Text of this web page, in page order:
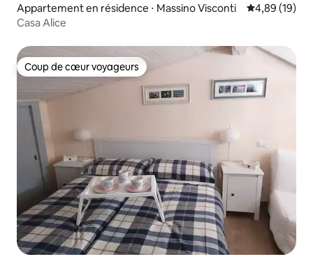
Appartement en résidence ⋅ Massino Visconti Évaluation
4,89 (19)
Casa Alice
Coup de cœur voyageurs
Coup de cœur voyageurs